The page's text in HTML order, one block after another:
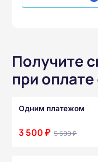
Получите
при
Одним платежом
3 500 ₽ 5 500 ₽